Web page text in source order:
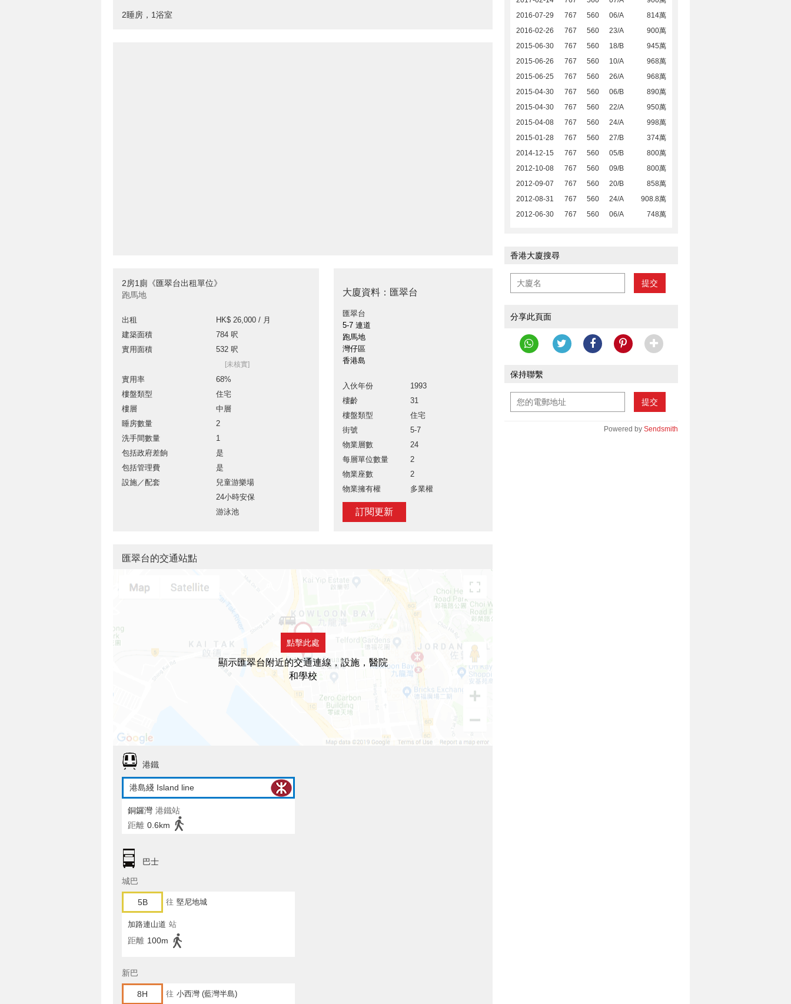
2睡房，1浴室
2房1廁《匯翠台出租單位》
跑馬地
出租
HK$ 26,000 / 月
建築面積
784 呎
實用面積
532 呎
[未核實]
實用率
68%
樓盤類型
住宅
樓層
中層
睡房數量
2
洗手間數量
1
包括政府差餉
是
包括管理費
是
設施／配套
兒童游樂場
24小時安保
游泳池
大廈資料：匯翠台
匯翠台
5-7 連道
跑馬地
灣仔區
香港島
入伙年份
1993
樓齡
31
樓盤類型
住宅
街號
5-7
物業層數
24
每層單位數量
2
物業座數
2
物業擁有權
多業權
訂閱更新
2016-07-29
767 560 06/A
814萬
2016-02-26
767 560 23/A
900萬
2015-06-30
767 560 18/B
945萬
2015-06-26
767 560 10/A
968萬
2015-06-25
767 560 26/A
968萬
2015-04-30
767 560 06/B
890萬
2015-04-30
767 560 22/A
950萬
2015-04-08
767 560 24/A
998萬
2015-01-28
767 560 27/B
374萬
2014-12-15
767 560 05/B
800萬
2012-10-08
767 560 09/B
800萬
2012-09-07
767 560 20/B
858萬
2012-08-31
767 560 24/A
908.8萬
2012-06-30
767 560 06/A 748萬
香港大廈搜尋
提交
分享此頁面
保持聯繫
提交
Powered by Sendsmith
匯翠台的交通站點
點擊此處
顯示匯翠台附近的交通連線，設施，醫院
和學校
港鐵
港島綫 Island line
銅鑼灣 港鐵站
距離 0.6km
巴士
城巴
5B 往 堅尼地城
加路連山道 站
距離 100m
新巴
8H 往 小西灣 (藍灣半島)